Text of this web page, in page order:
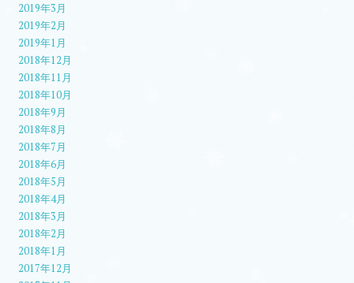
2019年3月
2019年2月
2019年1月
2018年12月
2018年11月
2018年10月
2018年9月
2018年8月
2018年7月
2018年6月
2018年5月
2018年4月
2018年3月
2018年2月
2018年1月
2017年12月